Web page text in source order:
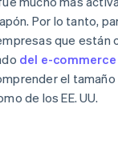
Por lo tanto,
que están
del e-
el tamaño
de los EE. UU.